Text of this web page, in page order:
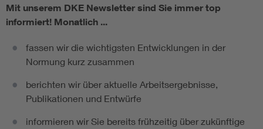
Mit unserem DKE Newsletter sind Sie immer top
informiert! Monatlich ...
fassen wir die wichtigsten Entwicklungen in der
Normung kurz zusammen
berichten wir über aktuelle Arbeitsergebnisse,
Publikationen und Entwürfe
informieren wir Sie bereits frühzeitig über zukünftige